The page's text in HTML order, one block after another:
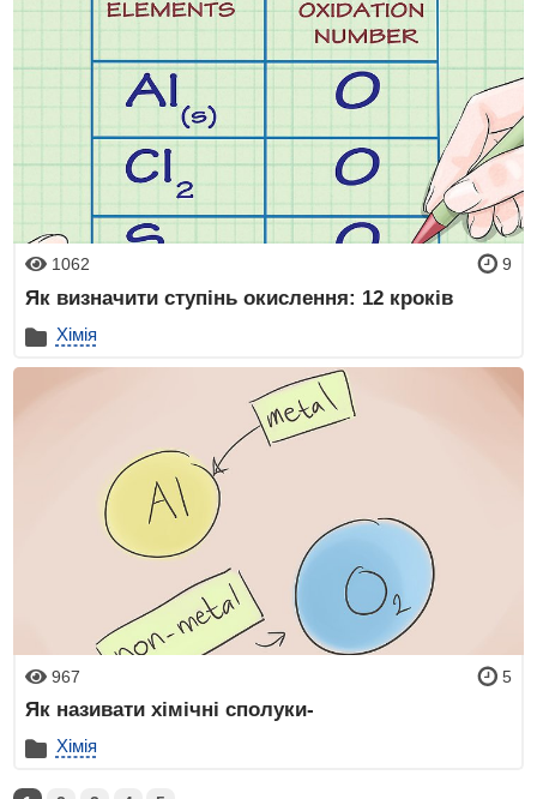
1062 9
Як визначити ступінь окислення: 12 кроків
Хімія
967 5
Як називати хімічні сполуки-
Хімія